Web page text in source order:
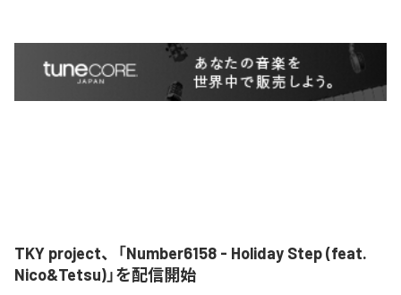
TKY project、「Number6158 - Holiday Step (feat.
Nico&Tetsu)」を配信開始